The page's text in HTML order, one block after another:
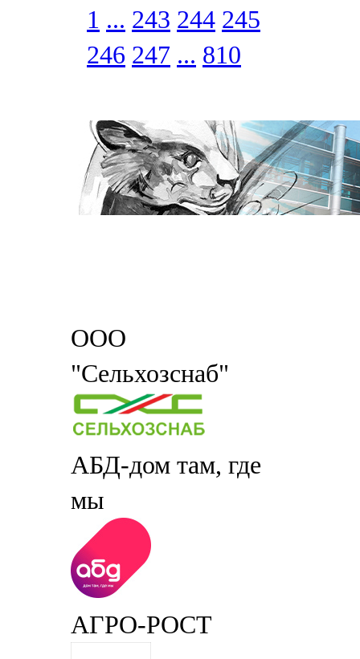
1 ... 243 244 245
246 247 ... 810
ООО
"Сельхозснаб"
АБД-дом там, где
мы
АГРО-РОСТ